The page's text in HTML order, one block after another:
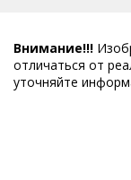
Внимание!!!
отличаться от
уточняйте